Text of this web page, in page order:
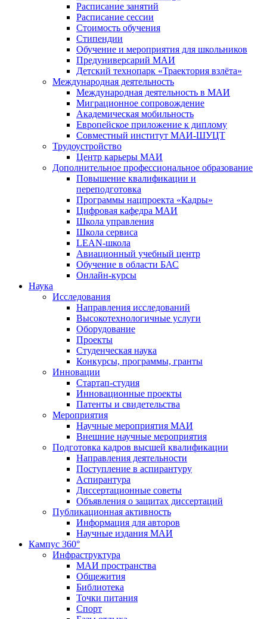
Расписание занятий
Расписание сессии
Стоимость обучения
Стипендии
Обучение и мероприятия для школьников
Предуниверсарий МАИ
Детский технопарк «Траектория взлёта»
Международная деятельность
Международная деятельность в МАИ
Миграционное сопровождение
Академическая мобильность
Европейское приложение к диплому
Совместный институт МАИ-ШУЦТ
Трудоустройство
Центр карьеры МАИ
Дополнительное профессиональное образование
Повышение квалификации и
переподготовка
Программы нацпроекта «Кадры»
Цифровая кафедра МАИ
Школа управления
Школа сервиса
LEAN-школа
Авиационный учебный центр
Обучение в области БАС
Онлайн-курсы
Наука
Исследования
Направления исследований
Высокотехнологичные услуги
Оборудование
Проекты
Студенческая наука
Конкурсы, программы, гранты
Инновации
Стартап-студия
Инновационные проекты
Патенты и свидетельства
Мероприятия
Научные мероприятия МАИ
Внешние научные мероприятия
Подготовка кадров высшей квалификации
Направления деятельности
Поступление в аспирантуру
Аспирантура
Диссертационные советы
Объявления о защитах диссертаций
Публикационная активность
Информация для авторов
Научные издания МАИ
Кампус 360°
Инфраструктура
МАИ пространства
Общежития
Библиотека
Точки питания
Спорт